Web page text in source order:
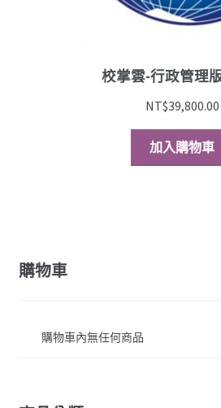
校掌雲-行政管理
NT$39,800.00
加入購物車
購物車
購物車內無任何商品